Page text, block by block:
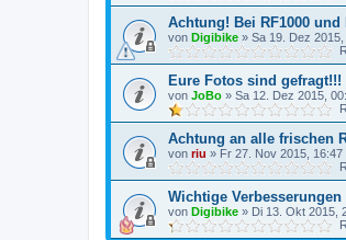
Achtung! Bei RF1000
von Digibike » Sa 19. Dez 2015,
Eure Fotos sind gefragt!!!
von JoBo » Sa 12. Dez 2015,
Achtung an alle frischen
von riu » Fr 27. Nov 2015, 16:47
Wichtige Verbesserungen
von Digibike » Di 13. Okt 2015,